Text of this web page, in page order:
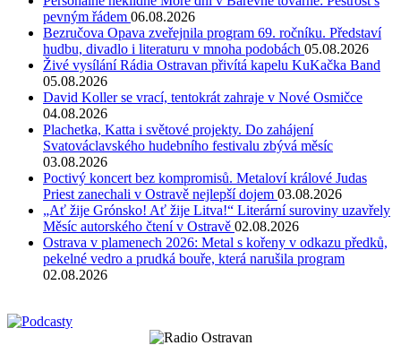
pevným řádem 06.08.2026
Bezručova Opava zveřejnila program 69. ročníku. Představí
hudbu, divadlo i literaturu v mnoha podobách 05.08.2026
Živé vysílání Rádia Ostravan přivítá kapelu KuKačka Band
05.08.2026
David Koller se vrací, tentokrát zahraje v Nové Osmičce
04.08.2026
Plachetka, Katta i světové projekty. Do zahájení
Svatováclavského hudebního festivalu zbývá měsíc
03.08.2026
Poctivý koncert bez kompromisů. Metaloví králové Judas
Priest zanechali v Ostravě nejlepší dojem 03.08.2026
„Ať žije Grónsko! Ať žije Litva!“ Literární suroviny uzavřely
Měsíc autorského čtení v Ostravě 02.08.2026
Ostrava v plamenech 2026: Metal s kořeny v odkazu předků,
pekelné vedro a prudká bouře, která narušila program
02.08.2026